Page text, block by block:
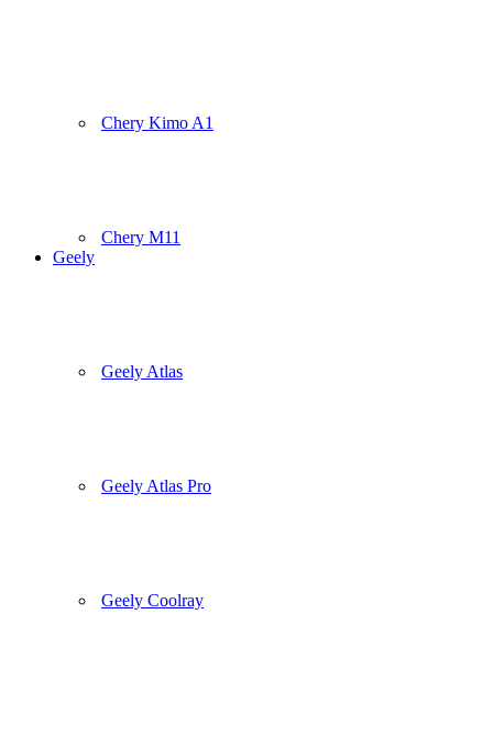
Chery Kimo A1
Chery M11
Geely
Geely Atlas
Geely Atlas Pro
Geely Coolray